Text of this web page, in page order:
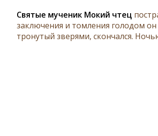
Святые мученик Мокий чтец
заключения и томления голодом
тронутый зверями, скончался.